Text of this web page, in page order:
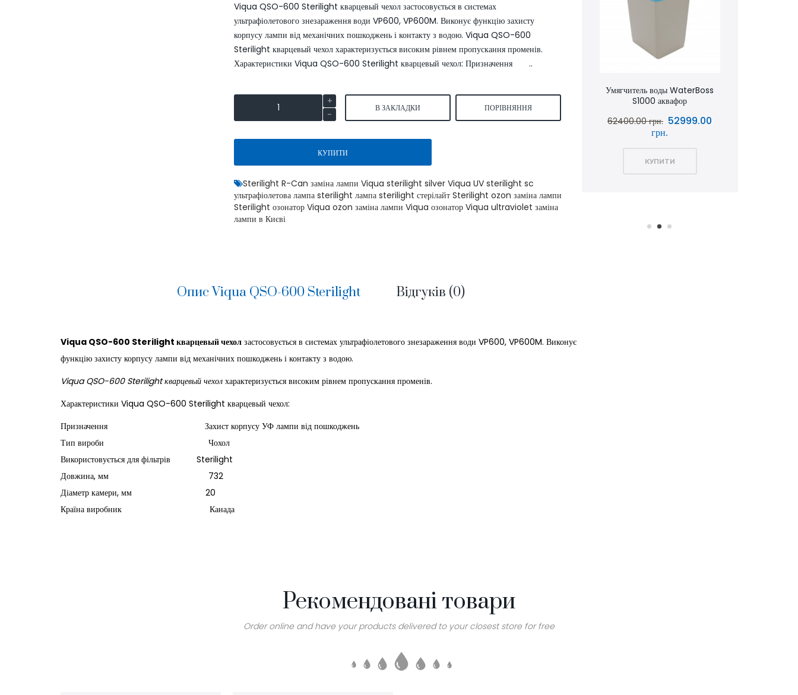
Viqua QSO-600 Sterilight кварцевый чехол застосовується в системах
ультрафіолетового знезараження води VP600, VP600M. Виконує функцію захисту
корпусу лампи від механічних пошкоджень і контакту з водою. Viqua QSO-600
Sterilight кварцевый чехол характеризується високим рівнем пропускання променів.
Характеристики Viqua QSO-600 Sterilight кварцевый чехол: Призначення ..
В ЗАКЛАДКИ ПОРІВНЯННЯ
КУПИТИ
Sterilight R-Can заміна лампи Viqua sterilight silver Viqua UV sterilight sc
ультрафіолетова лампа sterilight лампа sterilight стерілайт Sterilight ozon заміна лампи
Sterilight озонатор Viqua ozon заміна лампи Viqua озонатор Viqua ultraviolet заміна
лампи в Києві
Опис Viqua QSO-600 Sterilight Відгуків (0)
Viqua QSO-600 Sterilight кварцевый чехол застосовується в системах ультрафіолетового знезараження води VP600, VP600M. Виконує
функцію захисту корпусу лампи від механічних пошкоджень і контакту з водою.
Viqua QSO-600 Sterilight кварцевый чехол характеризується високим рівнем пропускання променів.
Характеристики Viqua QSO-600 Sterilight кварцевый чехол:
Призначення Захист корпусу УФ лампи від пошкоджень
Тип вироби Чохол
Використовується для фільтрів Sterilight
Довжина, мм 732
Діаметр камери, мм 20
Країна виробник Канада
S800 аквафор waterboss
51600.00 грн. 43900.00 грн.
КУПИТИ
54000.00 грн. 45900.00
Умягчитель воды WaterBoss
S1000 аквафор
62400.00 грн. 52999.00
грн.
КУПИТИ
Рекомендовані товари
Order online and have your products delivered to your closest store for free